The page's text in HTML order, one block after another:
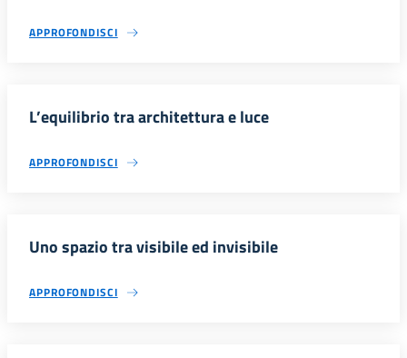
APPROFONDISCI
L’equilibrio tra architettura e luce
APPROFONDISCI
Uno spazio tra visibile ed invisibile
APPROFONDISCI